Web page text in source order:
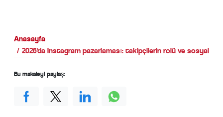
Anasayfa
2026'da Instagram pazarlaması: takipçilerin rolü ve sosyal
Bu makaleyi paylaş: